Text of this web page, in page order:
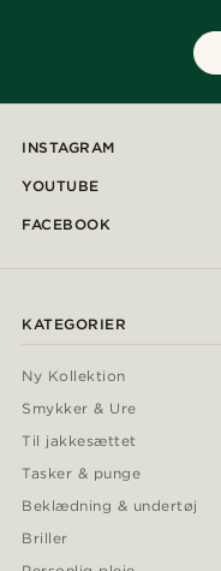
INSTAGRAM
YOUTUBE
FACEBOOK
KATEGORIER
Ny Kollektion
Smykker & Ure
Til jakkesættet
Tasker & punge
Beklædning & undertøj
Briller